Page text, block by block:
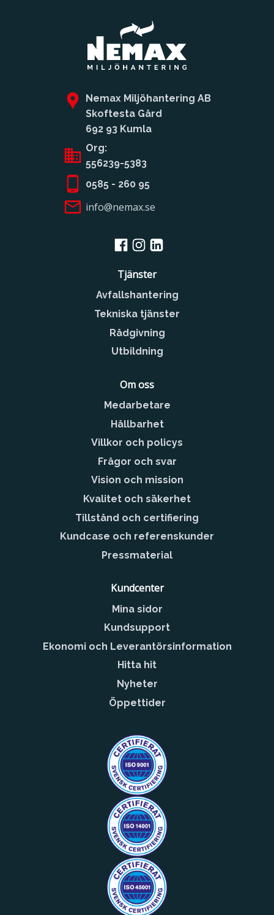
Nemax Miljöhantering AB
Skoftesta Gård
692 93 Kumla
Org:
556239-5383
0585 - 260 95
info@nemax.se
Tjänster
Avfallshantering
Tekniska tjänster
Rådgivning
Utbildning
Om oss
Medarbetare
Hållbarhet
Villkor och policys
Frågor och svar
Vision och mission
Kvalitet och säkerhet
Tillstånd och certifiering
Kundcase och referenskunder
Pressmaterial
Kundcenter
Mina sidor
Kundsupport
Ekonomi och Leverantörsinformation
Hitta hit
Nyheter
Öppettider